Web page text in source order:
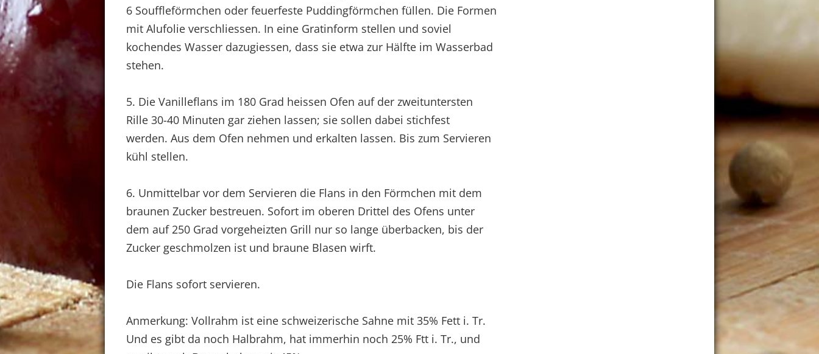
6 Souffleförmchen oder feuerfeste Puddingförmchen füllen. Die Formen
mit Alufolie verschliessen. In eine Gratinform stellen und soviel
kochendes Wasser dazugiessen, dass sie etwa zur Hälfte im Wasserbad
stehen.
5. Die Vanilleflans im 180 Grad heissen Ofen auf der zweituntersten
Rille 30-40 Minuten gar ziehen lassen; sie sollen dabei stichfest
werden. Aus dem Ofen nehmen und erkalten lassen. Bis zum Servieren
kühl stellen.
6. Unmittelbar vor dem Servieren die Flans in den Förmchen mit dem
braunen Zucker bestreuen. Sofort im oberen Drittel des Ofens unter
dem auf 250 Grad vorgeheizten Grill nur so lange überbacken, bis der
Zucker geschmolzen ist und braune Blasen wirft.
Die Flans sofort servieren.
Anmerkung: Vollrahm ist eine schweizerische Sahne mit 35% Fett i. Tr.
Und es gibt da noch Halbrahm, hat immerhin noch 25% Ftt i. Tr., und